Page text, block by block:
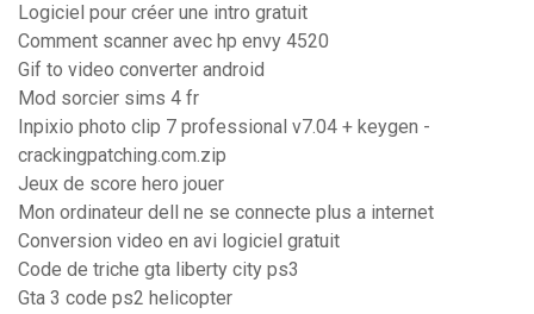
Logiciel pour créer une intro gratuit
Comment scanner avec hp envy 4520
Gif to video converter android
Mod sorcier sims 4 fr
Inpixio photo clip 7 professional v7.04 + keygen -
crackingpatching.com.zip
Jeux de score hero jouer
Mon ordinateur dell ne se connecte plus a internet
Conversion video en avi logiciel gratuit
Code de triche gta liberty city ps3
Gta 3 code ps2 helicopter